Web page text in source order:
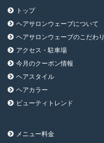
トップ
ヘアサロンウェーブについて
ヘアサロンウェーブのこだわり
アクセス・駐車場
今月のクーポン情報
ヘアスタイル
ヘアカラー
ビューティトレンド
メニュー料金